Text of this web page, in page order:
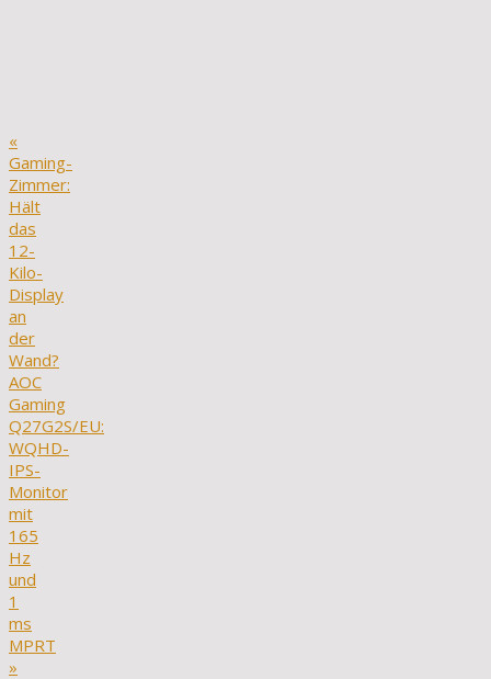
«
Gaming-
Zimmer:
Hält
das
12-
Kilo-
Display
an
der
Wand?
AOC
Gaming
Q27G2S/EU:
WQHD-
IPS-
Monitor
mit
165
Hz
und
1
ms
MPRT
»